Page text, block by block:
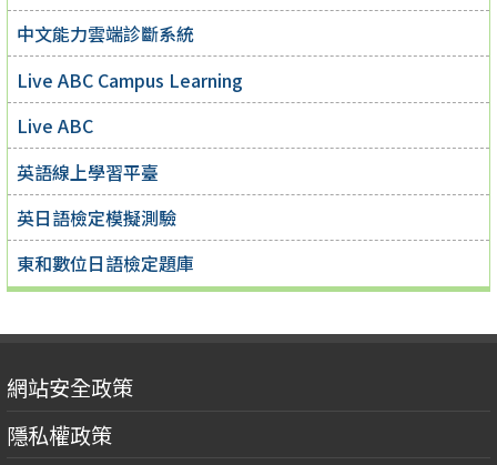
中文能力雲端診斷系統
Live ABC Campus Learning
Live ABC
英語線上學習平臺
英日語檢定模擬測驗
東和數位日語檢定題庫
網站安全政策
隱私權政策